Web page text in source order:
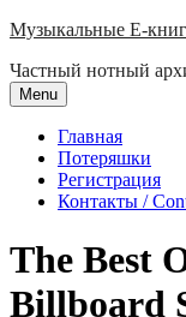
Skip
content
Музыкальные E-
Частный нотный
Menu
Главная
Потеряшки
Регистрация
Контакты /
The Best
Billboard